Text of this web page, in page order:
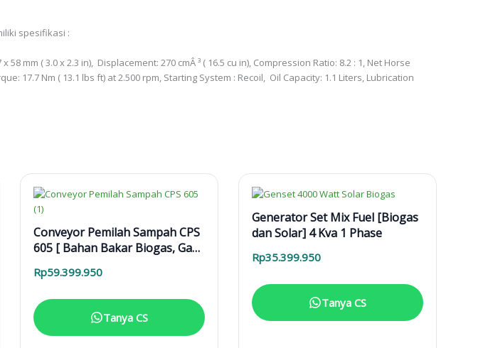
spesifikasi :
mm ( 3.0 x 2.3 in), Displacement: 270 cmÂ ³ ( 16.5 cu in), Compression Ratio: 8.2 : 1, Net Horse
17.7 Nm ( 13.1 lbs ft) at 2.500 rpm, Starting System : Recoil, Oil Capacity: 1.1 Liters, Lubrication
Conveyor Pemilah Sampah CPS
605 [ Bahan Bakar Biogas, Gas
Rp59.399.950
Tanya CS
Generator Set Mix Fuel [Biogas
dan Solar] 4 Kva 1 Phase
Rp35.399.950
Tanya CS